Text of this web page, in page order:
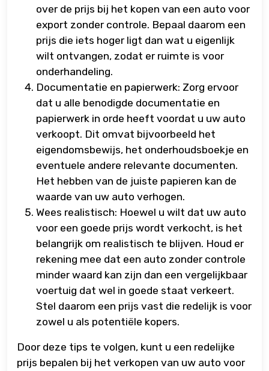
over de prijs bij het kopen van een auto voor
export zonder controle. Bepaal daarom een
prijs die iets hoger ligt dan wat u eigenlijk
wilt ontvangen, zodat er ruimte is voor
onderhandeling.
Documentatie en papierwerk: Zorg ervoor
dat u alle benodigde documentatie en
papierwerk in orde heeft voordat u uw auto
verkoopt. Dit omvat bijvoorbeeld het
eigendomsbewijs, het onderhoudsboekje en
eventuele andere relevante documenten.
Het hebben van de juiste papieren kan de
waarde van uw auto verhogen.
Wees realistisch: Hoewel u wilt dat uw auto
voor een goede prijs wordt verkocht, is het
belangrijk om realistisch te blijven. Houd er
rekening mee dat een auto zonder controle
minder waard kan zijn dan een vergelijkbaar
voertuig dat wel in goede staat verkeert.
Stel daarom een prijs vast die redelijk is voor
zowel u als potentiële kopers.
Door deze tips te volgen, kunt u een redelijke
prijs bepalen bij het verkopen van uw auto voor